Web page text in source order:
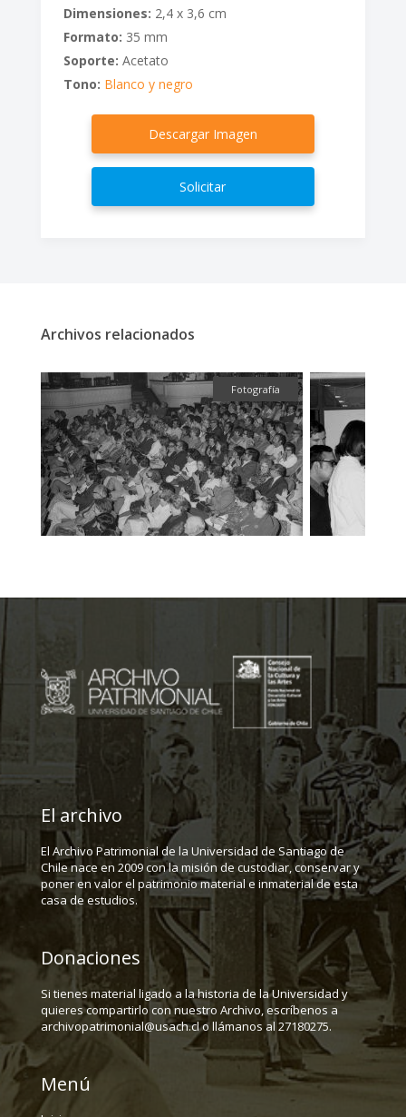
Dimensiones: 2,4 x 3,6 cm
Formato: 35 mm
Soporte: Acetato
Tono: Blanco y negro
Descargar Imagen
Solicitar
Archivos relacionados
Fotografía
El archivo
El Archivo Patrimonial de la Universidad de Santiago de
Chile nace en 2009 con la misión de custodiar, conservar y
poner en valor el patrimonio material e inmaterial de esta
casa de estudios.
Donaciones
Si tienes material ligado a la historia de la Universidad y
quieres compartirlo con nuestro Archivo, escríbenos a
archivopatrimonial@usach.cl o llámanos al 27180275.
Menú